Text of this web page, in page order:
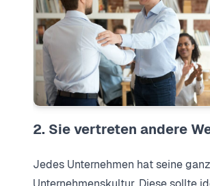
2. Sie vertreten andere
Jedes Unternehmen hat seine